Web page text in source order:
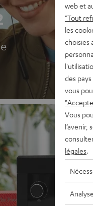
web et
"Tout
les
choisies
des
vous
Vous
l’avenir,
légales